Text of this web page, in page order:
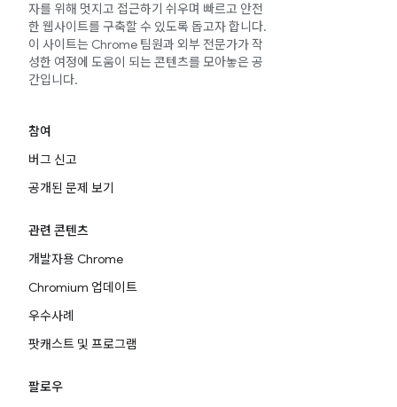
자를 위해 멋지고 접근하기 쉬우며 빠르고 안전
한 웹사이트를 구축할 수 있도록 돕고자 합니다.
이 사이트는 Chrome 팀원과 외부 전문가가 작
성한 여정에 도움이 되는 콘텐츠를 모아놓은 공
간입니다.
참여
버그 신고
공개된 문제 보기
관련 콘텐츠
개발자용 Chrome
Chromium 업데이트
우수사례
팟캐스트 및 프로그램
팔로우